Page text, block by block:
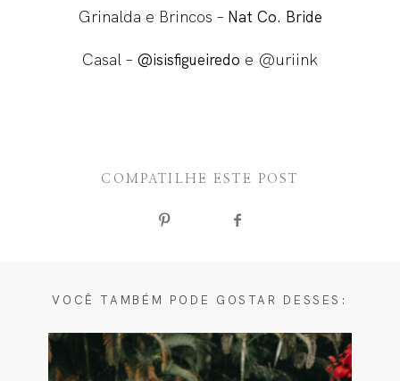
Grinalda e Brincos – Nat Co. Bride
Casal – @isisfigueiredo e @uriink
COMPATILHE ESTE POST
VOCÊ TAMBÉM PODE GOSTAR DESSES: